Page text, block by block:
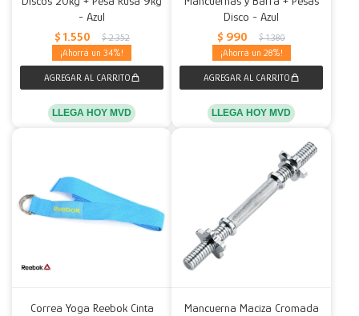
- Azul
$ 1.550 $ 2.352
34
LLEGA HOY MVD
Disco - Azul
$ 990 $ 1.380
28
LLEGA HOY MVD
Correa Yoga Reebok Cinta
Mancuerna Maciza Cromada
Mesas
Calefactores
Acolchados y Frazadas
Fundas
Decoración
Accesorios para el hogar
Herramientas
Accesorios
Muebles Infantiles